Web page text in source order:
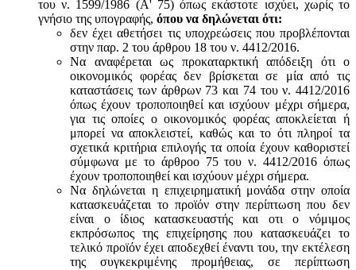
του ν. 1599/1986 (Α' 75) όπως εκάστοτε ισχύει, χωρίς το
γνήσιο της υπογραφής, όπου να δηλώνεται ότι:
δεν έχει αθετήσει τις υποχρεώσεις που προβλέπονται
στην παρ. 2 του άρθρου 18 του ν. 4412/2016.
Να αναφέρεται ως προκαταρκτική απόδειξη ότι ο
οικονομικός φορέας δεν βρίσκεται σε μία από τις
καταστάσεις των άρθρων 73 και 74 του ν. 4412/2016
όπως έχουν τροποποιηθεί και ισχύουν μέχρι σήμερα,
για τις οποίες ο οικονομικός φορέας αποκλείεται ή
μπορεί να αποκλειστεί, καθώς και το ότι πληροί τα
σχετικά κριτήρια επιλογής τα οποία έχουν καθοριστεί
σύμφωνα με τo άρθροo 75 του ν. 4412/2016 όπως
έχουν τροποποιηθεί και ισχύουν μέχρι σήμερα.
Να δηλώνεται η επιχειρηματική μονάδα στην οποία
κατασκευάζεται το προϊόν στην περίπτωση που δεν
είναι ο ίδιος κατασκευαστής και oτι ο νόμιμος
εκπρόσωπος της επιχείρησης που κατασκευάζει το
τελικό προϊόν έχει αποδεχθεί έναντι του, την εκτέλεση
της συγκεκριμένης προμήθειας, σε περίπτωση